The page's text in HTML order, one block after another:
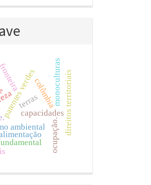
ambiental
capacidades
patentes verdes
terras direitos territoriais
fronteira monoculturas
colômbia
ocupação.